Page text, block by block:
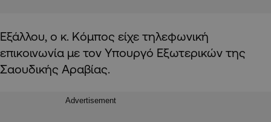
Εξάλλου, ο κ. Κόμπος είχε τηλεφωνική
επικοινωνία με τον Υπουργό Εξωτερικών της
Σαουδικής Αραβίας.
Advertisement